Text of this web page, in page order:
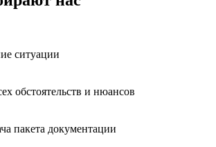
ситуации
обстоятельств и нюансов
пакета документации